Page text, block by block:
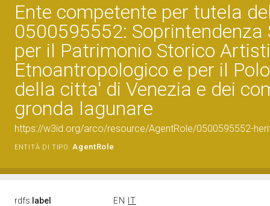
Ente competente per tutela
0500595552: Soprintendenza
per il Patrimonio Storico
Etnoantropologico e per il
della citta' di Venezia e dei
gronda lagunare
https://w3id.org/arco/resource/AgentRole/0500595552-
ENTITÀ DI TIPO: AgentRole
rdfs: label EN
IT